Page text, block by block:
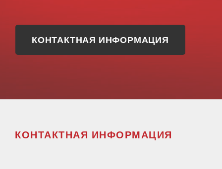
КОНТАКТНАЯ ИНФОРМАЦИЯ
КОНТАКТНАЯ ИНФОРМАЦИЯ